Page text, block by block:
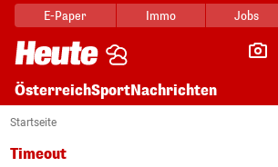
E-Paper Immo Jobs
ÖsterreichSportNachrichten
Startseite
Timeout